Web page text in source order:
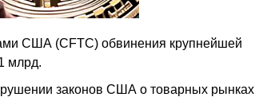
США (CFTC) обвинения крупнейшей
млрд.
законов США о товарных рынках